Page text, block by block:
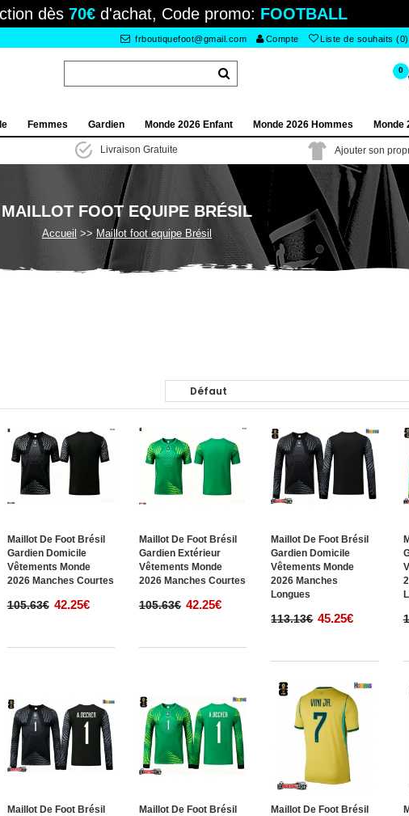
dès 70€d'achat, Code promo: FOOTBALL
frboutiquefoot@gmail.com Compte Liste de souhaits (0)
0
Femmes Gardien Monde 2026 Enfant Monde 2026 Hommes Monde
Livraison Gratuite Ajouter son
MAILLOT FOOT EQUIPE BRÉSIL
Accueil Maillot foot equipe Brésil
Maillot De Foot Brésil
Gardien Domicile
Vêtements Monde
2026 Manches Courtes
105.63€ 42.25€
Maillot De Foot Brésil
Gardien Extérieur
Vêtements Monde
2026 Manches Courtes
105.63€ 42.25€
Maillot De Foot Brésil
Gardien Domicile
Vêtements Monde
2026 Manches
Longues
113.13€ 45.25€
Maillot De Foot Brésil
Maillot De Foot Brésil
Maillot De Foot Brésil